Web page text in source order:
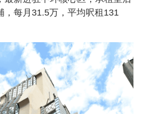
，每月31.5万，平均呎租131